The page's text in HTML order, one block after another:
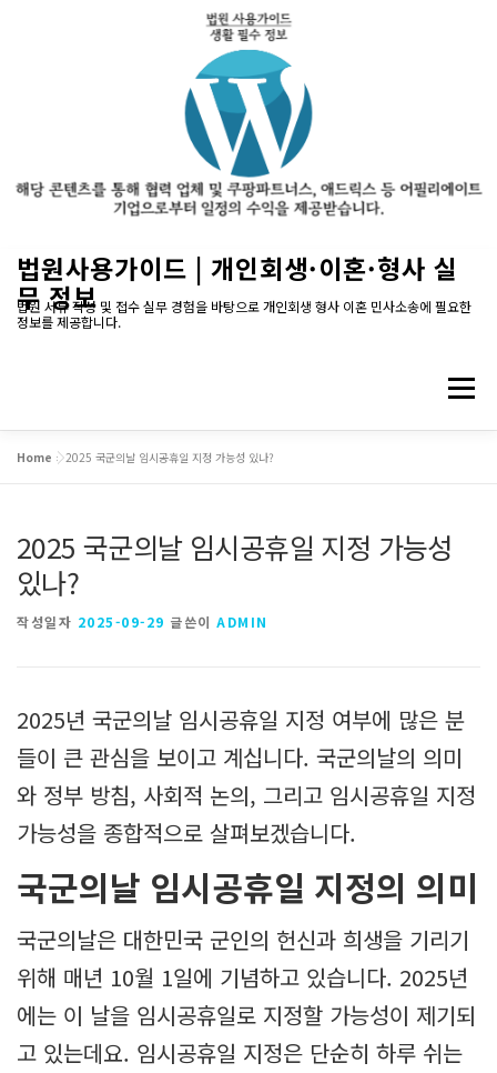
법원사용가이드 | 개인회생·이혼·형사 실
무 정보
법원 서류 작성 및 접수 실무 경험을 바탕으로 개인회생 형사 이혼 민사소송에 필요한
정보를 제공합니다.
메뉴
Home »2025 국군의날 임시공휴일 지정 가능성 있나?
2025 국군의날 임시공휴일 지정 가능성
있나?
작성일자 2025-09-29 글쓴이 ADMIN
2025년 국군의날 임시공휴일 지정 여부에 많은 분
들이 큰 관심을 보이고 계십니다. 국군의날의 의미
와 정부 방침, 사회적 논의, 그리고 임시공휴일 지정
가능성을 종합적으로 살펴보겠습니다.
국군의날 임시공휴일 지정의 의미
국군의날은 대한민국 군인의 헌신과 희생을 기리기
위해 매년 10월 1일에 기념하고 있습니다. 2025년
에는 이 날을 임시공휴일로 지정할 가능성이 제기되
고 있는데요. 임시공휴일 지정은 단순히 하루 쉬는